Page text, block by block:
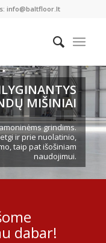
info@baltfloor.lt
MIŠINIAI
grindims.
ir prie nuolatinio,
taip pat išošiniam
naudojimui.
dabar!